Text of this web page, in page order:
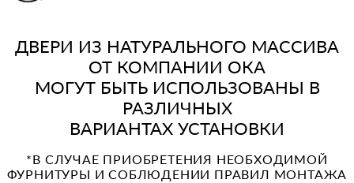
ДВЕРИ ИЗ НАТУРАЛЬНОГО МАССИВА
ОТ КОМПАНИИ ОКА
МОГУТ БЫТЬ ИСПОЛЬЗОВАНЫ В
РАЗЛИЧНЫХ
ВАРИАНТАХ УСТАНОВКИ
*В СЛУЧАЕ ПРИОБРЕТЕНИЯ НЕОБХОДИМОЙ
ФУРНИТУРЫ И СОБЛЮДЕНИИ ПРАВИЛ МОНТАЖА